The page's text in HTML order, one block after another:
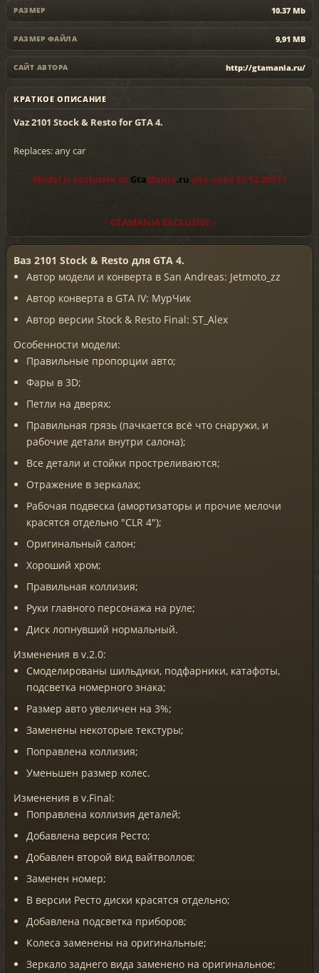
РАЗМЕР 10.37 Mb
РАЗМЕР ФАЙЛА 9,91 MB
САЙТ АВТОРА http://gtamania.ru/
КРАТКОЕ ОПИСАНИЕ
Vaz 2101 Stock & Resto for GTA 4.
Replaces: any car
Model is exclusive to GtaMania.ru site until 31.12.2011 !
~ GTAMANIA EXCLUSIVE ~
Ваз 2101 Stock & Resto для GTA 4.
Автор модели и конверта в San Andreas: Jetmoto_zz
Автор конверта в GTA IV: МурЧик
Автор версии Stock & Resto Final: ST_Alex
Особенности модели:
Правильные пропорции авто;
Фары в 3D;
Петли на дверях;
Правильная грязь (пачкается всё что снаружи, и
рабочие детали внутри салона);
Все детали и стойки простреливаются;
Отражение в зеркалах;
Рабочая подвеска (амортизаторы и прочие мелочи
красятся отдельно "CLR 4");
Оригинальный салон;
Хороший хром;
Правильная коллизия;
Руки главного персонажа на руле;
Диск лопнувший нормальный.
Изменения в v.2.0:
Смоделированы шильдики, подфарники, катафоты,
подсветка номерного знака;
Размер авто увеличен на 3%;
Заменены некоторые текстуры;
Поправлена коллизия;
Уменьшен размер колес.
Изменения в v.Final:
Поправлена коллизия деталей;
Добавлена версия Ресто;
Добавлен второй вид вайтволлов;
Заменен номер;
В версии Ресто диски красятся отдельно;
Добавлена подсветка приборов;
Колеса заменены на оригинальные;
Зеркало заднего вида заменено на оригинальное;